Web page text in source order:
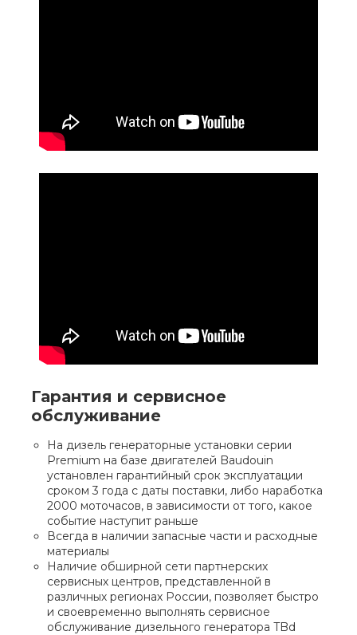
Гарантия и сервисное
обслуживание
На дизель генераторные установки серии
Premium на базе двигателей Baudouin
установлен гарантийный срок эксплуатации
сроком 3 года с даты поставки, либо наработка
2000 моточасов, в зависимости от того, какое
событие наступит раньше
Всегда в наличии запасные части и расходные
материалы
Наличие обширной сети партнерских
сервисных центров, представленной в
различных регионах России, позволяет быстро
и своевременно выполнять сервисное
обслуживание дизельного генератора TBd